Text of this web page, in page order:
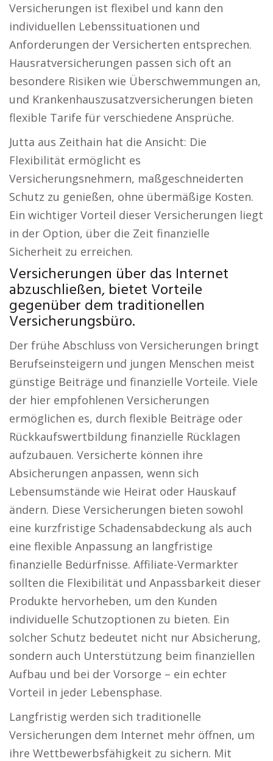
Versicherungen ist flexibel und kann den
individuellen Lebenssituationen und
Anforderungen der Versicherten entsprechen.
Hausratversicherungen passen sich oft an
besondere Risiken wie Überschwemmungen an,
und Krankenhauszusatzversicherungen bieten
flexible Tarife für verschiedene Ansprüche.
Jutta aus Zeithain hat die Ansicht: Die
Flexibilität ermöglicht es
Versicherungsnehmern, maßgeschneiderten
Schutz zu genießen, ohne übermäßige Kosten.
Ein wichtiger Vorteil dieser Versicherungen liegt
in der Option, über die Zeit finanzielle
Sicherheit zu erreichen.
Versicherungen über das Internet
abzuschließen, bietet Vorteile
gegenüber dem traditionellen
Versicherungsbüro.
Der frühe Abschluss von Versicherungen bringt
Berufseinsteigern und jungen Menschen meist
günstige Beiträge und finanzielle Vorteile. Viele
der hier empfohlenen Versicherungen
ermöglichen es, durch flexible Beiträge oder
Rückkaufswertbildung finanzielle Rücklagen
aufzubauen. Versicherte können ihre
Absicherungen anpassen, wenn sich
Lebensumstände wie Heirat oder Hauskauf
ändern. Diese Versicherungen bieten sowohl
eine kurzfristige Schadensabdeckung als auch
eine flexible Anpassung an langfristige
finanzielle Bedürfnisse. Affiliate-Vermarkter
sollten die Flexibilität und Anpassbarkeit dieser
Produkte hervorheben, um den Kunden
individuelle Schutzoptionen zu bieten. Ein
solcher Schutz bedeutet nicht nur Absicherung,
sondern auch Unterstützung beim finanziellen
Aufbau und bei der Vorsorge – ein echter
Vorteil in jeder Lebensphase.
Langfristig werden sich traditionelle
Versicherungen dem Internet mehr öffnen, um
ihre Wettbewerbsfähigkeit zu sichern. Mit